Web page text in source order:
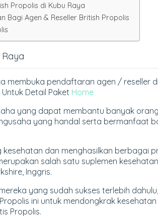
Propolis di Kubu Raya
Bagi Agen & Reseller British Propolis
membuka pendaftaran agen / reseller
Untuk Detail Paket Home
yang dapat membantu banyak
yang handal serta bermanfaat
dan menghasilkan berbagai
salah satu suplemen
Inggris.
yang sudah sukses terlebih
ini untuk mendongkrak
Propolis.